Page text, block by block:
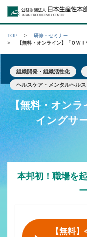
TOP
研修・セミナー
【無料・オンライン】「ＯＷ
組織開発・組織活性化
ヘルスケア・メンタルヘルス
【無料・オンラ
イングサ
本邦初！職場を
【無料